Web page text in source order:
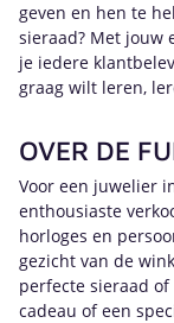
geven en hen te
sieraad? Met jouw
je iedere
graag wilt leren,
OVER DE
Voor een juwelier
enthousiaste
horloges en
gezicht van de
perfecte sieraad
cadeau of een